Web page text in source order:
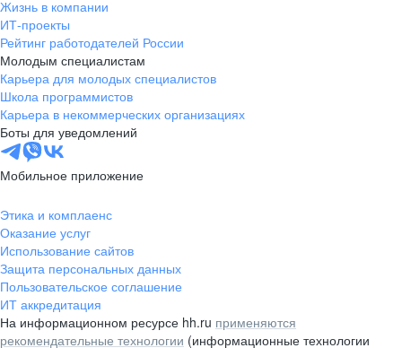
Жизнь в компании
ИТ-проекты
Рейтинг работодателей России
Молодым специалистам
Карьера для молодых специалистов
Школа программистов
Карьера в некоммерческих организациях
Боты для уведомлений
Мобильное приложение
Этика и комплаенс
Оказание услуг
Использование сайтов
Защита персональных данных
Пользовательское соглашение
ИТ аккредитация
На информационном ресурсе hh.ru применяются
рекомендательные технологии (информационные технологии